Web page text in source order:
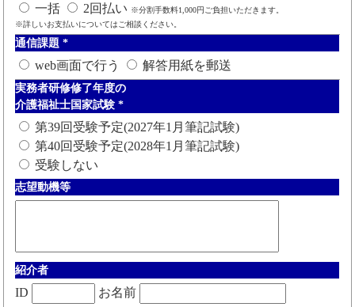
一括 2回払い ※分割手数料1,000円ご負担いただきます。
※詳しいお支払いについてはご相談ください。
通信課題 *
web画面で行う 解答用紙を郵送
実務者研修修了年度の
介護福祉士国家試験 *
第39回受験予定(2027年1月筆記試験)
第40回受験予定(2028年1月筆記試験)
受験しない
志望動機等
紹介者
ID お名前